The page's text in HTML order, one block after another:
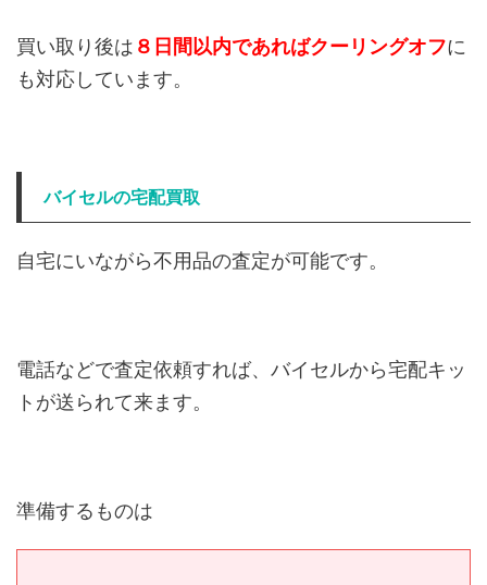
買い取り後は ８日間以内であればクーリングオフに
も対応しています。
バイセルの宅配買取
自宅にいながら不用品の査定が可能です。
電話などで査定依頼すれば、バイセルから宅配キッ
トが送られて来ます。
準備するものは